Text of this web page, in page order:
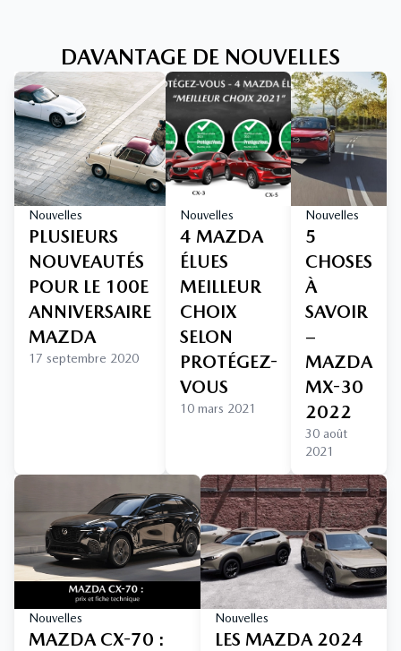
DAVANTAGE DE NOUVELLES
Nouvelles
PLUSIEURS
NOUVEAUTÉS
POUR LE 100E
ANNIVERSAIRE
MAZDA
17 septembre 2020
Nouvelles
4 MAZDA
ÉLUES
MEILLEUR
CHOIX
SELON
PROTÉGEZ-
VOUS
10 mars 2021
Nouvelles
5
CHOSES
À
SAVOIR
–
MAZDA
MX-30
2022
30 août
2021
Nouvelles
MAZDA CX-70 :
Nouvelles
LES MAZDA 2024